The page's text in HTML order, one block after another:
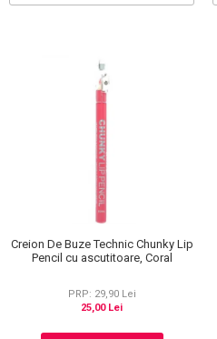
Creion De Buze Technic Chunky Lip
Pencil cu ascutitoare, Coral
PRP: 29,90 Lei
25,00 Lei